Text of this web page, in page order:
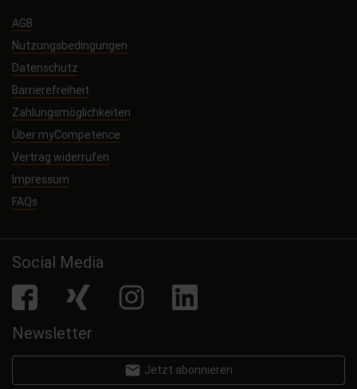
AGB
Nutzungsbedingungen
Datenschutz
Barrierefreiheit
Zahlungsmöglichkeiten
Über myCompetence
Vertrag widerrufen
Impressum
FAQs
Social Media
facebook Xing Instagram LinkedIn
Newsletter
email Jetzt abonnieren